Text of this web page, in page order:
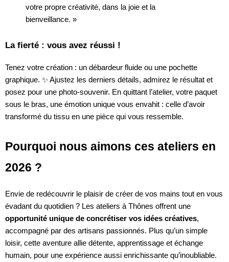
votre propre créativité, dans la joie et la
bienveillance. »
La fierté : vous avez réussi !
Tenez votre création : un débardeur fluide ou une pochette
graphique. ✨ Ajustez les derniers détails, admirez le résultat et
posez pour une photo-souvenir. En quittant l’atelier, votre paquet
sous le bras, une émotion unique vous envahit : celle d’avoir
transformé du tissu en une pièce qui vous ressemble.
Pourquoi nous aimons ces ateliers en
2026 ?
Envie de redécouvrir le plaisir de créer de vos mains tout en vous
évadant du quotidien ? Les ateliers à Thônes offrent une
opportunité unique de concrétiser vos idées créatives,
accompagné par des artisans passionnés. Plus qu’un simple
loisir, cette aventure allie détente, apprentissage et échange
humain, pour une expérience aussi enrichissante qu’inoubliable.